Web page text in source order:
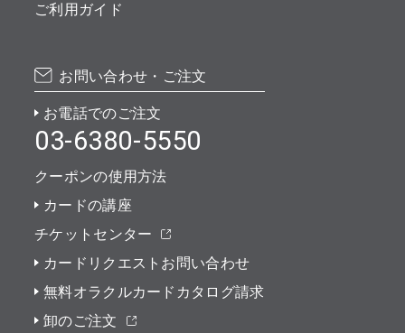
ご利用ガイド
お問い合わせ・ご注文
お電話でのご注文
03-6380-5550
クーポンの使用方法
カードの講座
チケットセンター
カードリクエストお問い合わせ
無料オラクルカードカタログ請求
卸のご注文